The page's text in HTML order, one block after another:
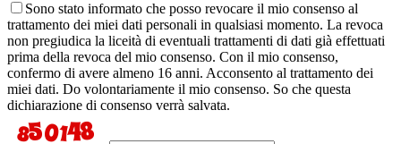
Sono stato informato che posso revocare il mio consenso al
trattamento dei miei dati personali in qualsiasi momento. La revoca
non pregiudica la liceità di eventuali trattamenti di dati già effettuati
prima della revoca del mio consenso. Con il mio consenso,
confermo di avere almeno 16 anni. Acconsento al trattamento dei
miei dati. Do volontariamente il mio consenso. So che questa
dichiarazione di consenso verrà salvata.